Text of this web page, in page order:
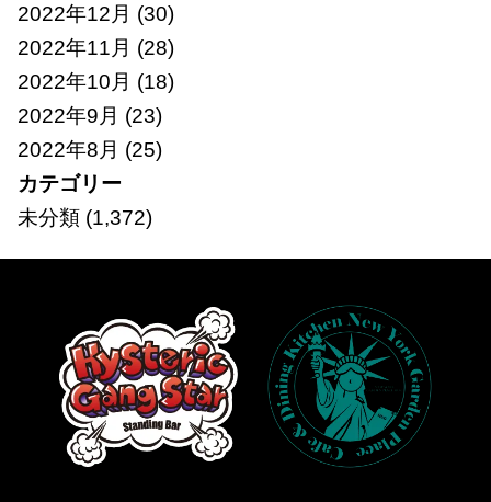
2022年12月 (30)
2022年11月 (28)
2022年10月 (18)
2022年9月 (23)
2022年8月 (25)
カテゴリー
未分類(1,372)